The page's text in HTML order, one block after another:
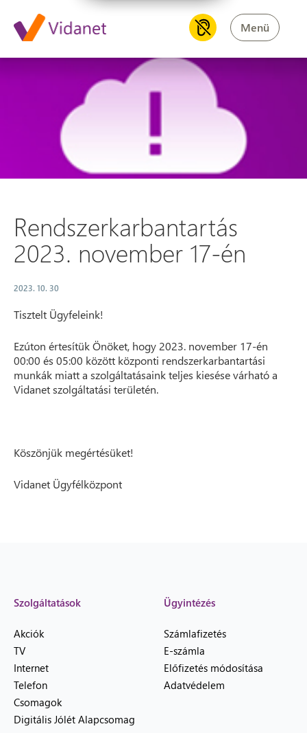
Menü
Rendszerkarbantartás 2023.
Rendszerkarbantartás
2023. november 17-én
2023. 10. 30
Tisztelt Ügyfeleink!
Ezúton értesítük Önöket, hogy 2023. november 17-én
00:00 és 05:00 között központi rendszerkarbantartási
munkák miatt a szolgáltatásaink teljes kiesése várható a
Vidanet szolgáltatási területén.
Köszönjük megértésüket!
Vidanet Ügyfélközpont
Szolgáltatások
Akciók
TV
Internet
Telefon
Csomagok
Digitális Jólét Alapcsomag
Ügyintézés
Számlafizetés
E-számla
Előfizetés módosítása
Adatvédelem